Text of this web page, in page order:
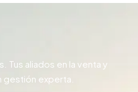
Tus aliados en la venta y
experta.